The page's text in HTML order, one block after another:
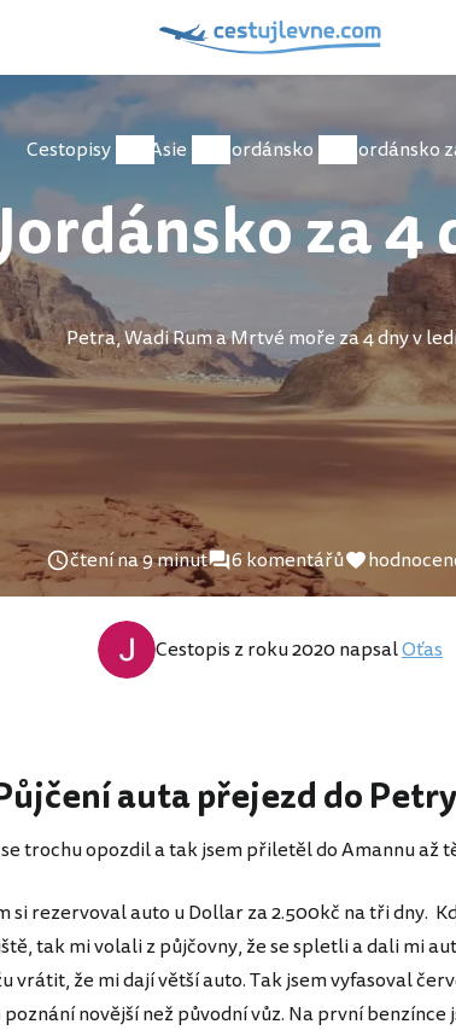
Cestopisy Asie Jordánsko Jordánsko
za 4
Petra, Wadi Rum a Mrtvé moře za 4 dny v
čtení na 9 minut 6 komentářů
Cestopis z roku 2020 napsalOťas
auta přejezd do Petry
trochu opozdil a tak jsem přiletěl do Amannu až
si rezervoval auto u Dollar za 2.500kč na tři dny.
tak mi volali z půjčovny, že se spletli a dali mi
vrátit, že mi dají větší auto. Tak jsem vyfasoval
novější než původní vůz. Na první